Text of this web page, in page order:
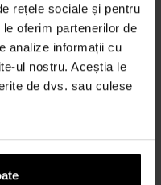
rețele sociale și pentru
oferim partenerilor de
analize informații cu
ul nostru. Aceștia le
de dvs. sau culese
până în 07.09.